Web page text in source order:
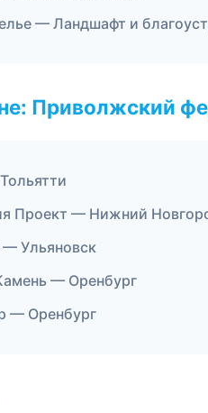
— Ландшафт и
Приволжский
Проект — Нижний
Ульяновск
— Оренбург
— Оренбург